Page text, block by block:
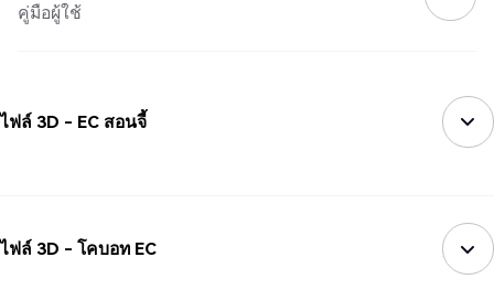
คู่มือผู้ใช้
ไฟล์ 3D - EC สอนจี้
ไฟล์ 3D - โคบอท EC